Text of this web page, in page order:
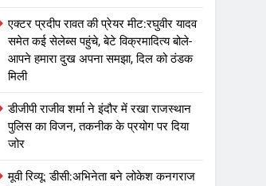
एक्टर प्रदीप रावत की प्रेयर मीट:रघुवीर यादव
समेत कई सेलेब्स पहुंचे, बेटे विक्रमादित्य बोले-
आपने हमारा दुख अपना समझा, दिल को ठंडक
मिली
डीजीपी राजीव शर्मा ने इंदौर में रखा राजस्थान
पुलिस का विजन, तकनीक के प्रयोग पर दिया
जोर
मूवी रिव्यू: डीसी:अभिनेता बने लोकेश कनगराज